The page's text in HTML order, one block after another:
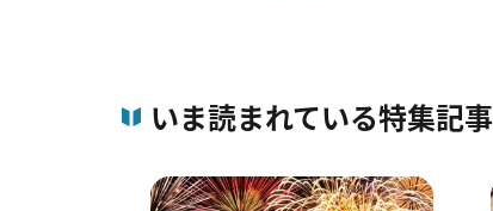
いま読まれている特集記事